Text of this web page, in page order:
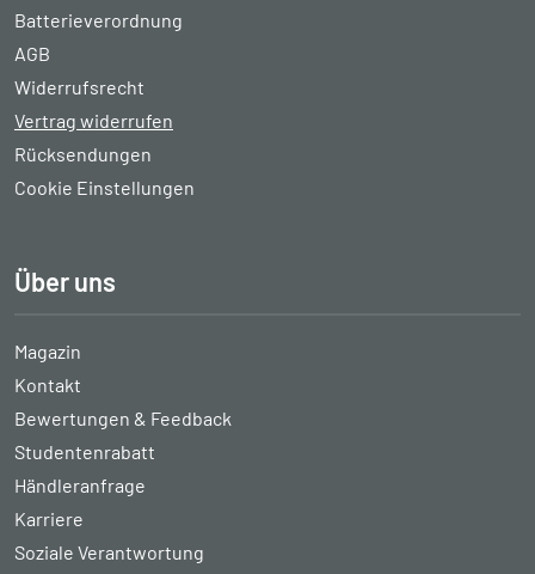
Batterieverordnung
AGB
Widerrufsrecht
Vertrag widerrufen
Rücksendungen
Cookie Einstellungen
Über uns
Magazin
Kontakt
Bewertungen & Feedback
Studentenrabatt
Händleranfrage
Karriere
Soziale Verantwortung